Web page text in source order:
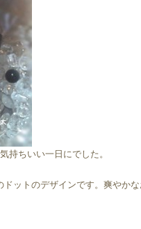
持ちいい一日にでした。
ドットのデザインです。爽やか